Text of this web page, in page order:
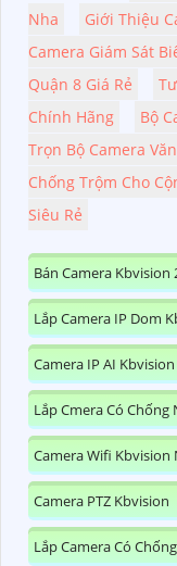
Nha
Giới Thiệu
Camera Giám Sát
Quận 8 Giá Rẻ
Chính Hãng
Bộ
Trọn Bộ Camera
Chống Trộm Cho
Siêu Rẻ
Bán Camera Kbvision
Lắp Camera IP Dom
Camera IP AI Kbvision
Lắp Cmera Có
Camera Wifi Kbvision
Camera PTZ Kbvision
Lắp Camera Có